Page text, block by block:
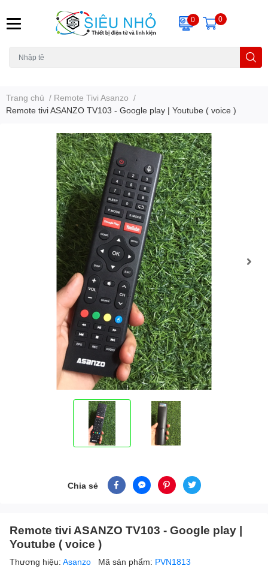
0 0
Trang chủ / Remote Tivi Asanzo /
Remote tivi ASANZO TV103 - Google play | Youtube ( voice )
Chia sẻ
Remote tivi ASANZO TV103 - Google play |
Youtube ( voice )
Thương hiệu: Asanzo Mã sản phẩm: PVN1813